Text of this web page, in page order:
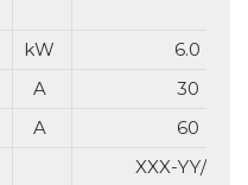
kW
6.0
A
30
A
60
XXX-YY/400